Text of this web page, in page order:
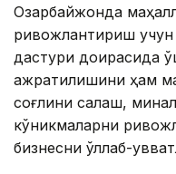
Озарбайжонда
ривожлантириш
дастури доирасида
ажратилишини ҳам
соғлиқни сақлаш,
кўникмаларни
бизнесни қўллаб-